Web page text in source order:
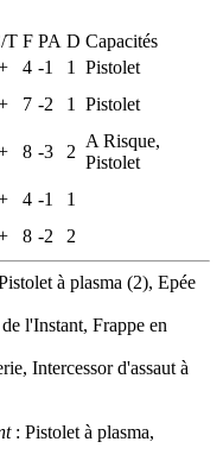
T F PA D Capacités
4 -1 1
Pistolet
7 -2 1
Pistolet
8 -3 2
A Risque,
Pistolet
4 -1
1
8 -2 2
à plasma (2), Epée
l'Instant, Frappe en
Intercessor d'assaut à
: Pistolet à plasma,